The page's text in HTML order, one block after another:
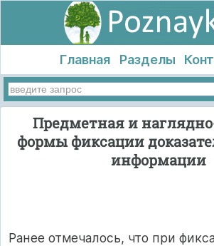
Главная Разделы
Предметная и
формы фиксации
информации
Ранее отмечалось, что при